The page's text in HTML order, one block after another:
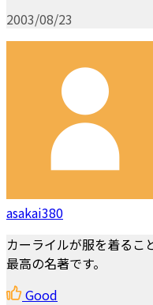
2003/08/23
asakai380
カーライルが服を着るこ
最高の名著です。
Good